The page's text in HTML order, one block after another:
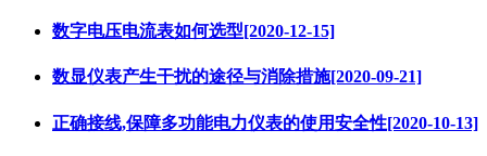
数字电压电流表如何选型[2020-12-15]
数显仪表产生干扰的途径与消除措施[2020-09-21]
正确接线,保障多功能电力仪表的使用安全性[2020-10-13]